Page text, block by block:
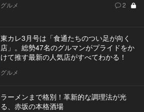
グルメ 2
東カレ3月号は「食通たちのつい足が向く
店」。総勢47名のグルマンがプライドをか
けて推す最新の人気店がすべてわかる！
グルメ
ラーメンまで格別！革新的な調理法が光
る、赤坂の本格酒場